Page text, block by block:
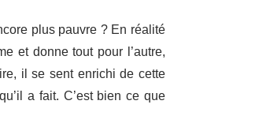
plus pauvre ? En réalité
et donne tout pour l’autre,
il se sent enrichi de cette
a fait. C’est bien ce que